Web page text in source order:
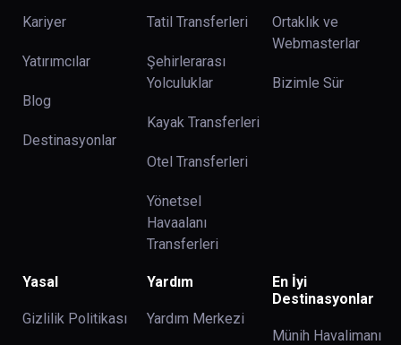
Kariyer
Yatırımcılar
Blog
Destinasyonlar
Tatil Transferleri
Şehirlerarası
Yolculuklar
Kayak Transferleri
Otel Transferleri
Yönetsel
Havaalanı
Transferleri
Ortaklık ve
Webmasterlar
Bizimle Sür
Yasal
Gizlilik Politikası
Yardım
Yardım Merkezi
En İyi
Destinasyonlar
Münih Havalimanı